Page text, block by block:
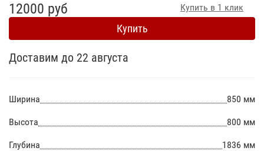
Купить в 1 клик
12000 руб
Купить
Доставим до 22 августа
Ширина 850 мм
Высота 800 мм
Глубина 1836 мм